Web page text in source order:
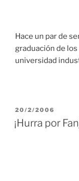
Hace un par de
graduación de
universidad
POSTED
ON
20/2/2006
¡Hurra por